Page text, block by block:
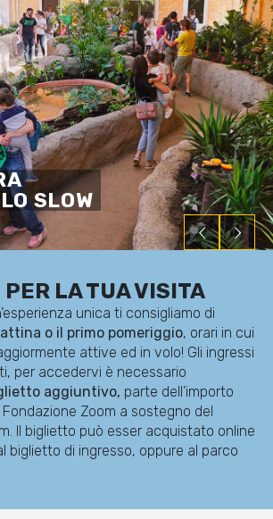
SLOW
LA TUA VISITA
unica ti consigliamo di
o il primo pomeriggio, orari in cui
attive ed in volo! Gli ingressi
per accedervi è necessario
aggiuntivo, parte dell’importo
Zoom a sostegno del
Il biglietto può esser acquistato online
biglietto di ingresso, oppure al parco